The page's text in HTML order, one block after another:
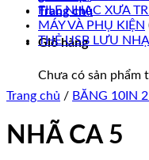
Trang chủ
Giỏ hàng
Chưa có sản phẩm
FILE NHẠC XƯA
MÁY VÀ PHỤ KIỆN
THẺ USB LƯU
Trang chủ / BĂNG 10IN
NHÃ CA 5